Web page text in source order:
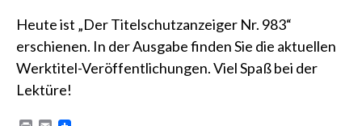
Heute ist „Der Titelschutzanzeiger Nr. 983“
erschienen. In der Ausgabe finden Sie die aktuellen
Werktitel-Veröffentlichungen. Viel Spaß bei der
Lektüre!